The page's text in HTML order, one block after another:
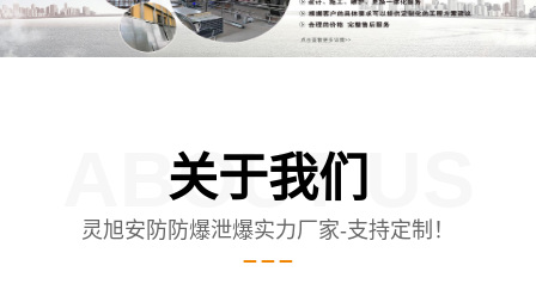
关于我们
ABOUT US
灵旭安防防爆泄爆实力厂家-支持定制！